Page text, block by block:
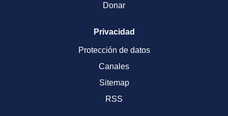
Donar
Privacidad
Protección de datos
Canales
Sitemap
RSS